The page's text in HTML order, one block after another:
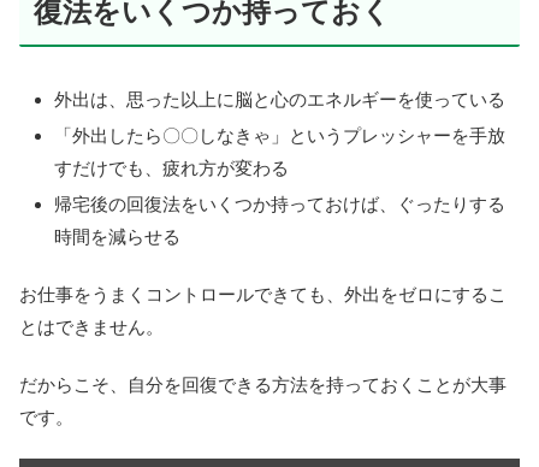
復法をいくつか持っておく
外出は、思った以上に脳と心のエネルギーを使っている
「外出したら〇〇しなきゃ」というプレッシャーを手放
すだけでも、疲れ方が変わる
帰宅後の回復法をいくつか持っておけば、ぐったりする
時間を減らせる
お仕事をうまくコントロールできても、外出をゼロにするこ
とはできません。
だからこそ、自分を回復できる方法を持っておくことが大事
です。